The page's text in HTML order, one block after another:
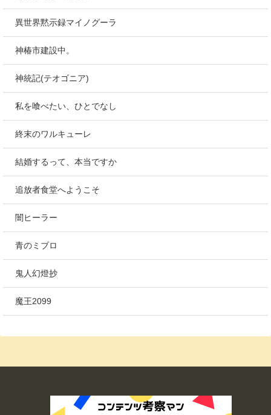
異世界黙示録マイノグーラ
神椿市建設中。
神統記(テオゴニア)
私を喰べたい、ひとでなし
終末のワルキューレ
結婚するって、本当ですか
追放者食堂へようこそ
闇ヒーラー
青のミブロ
鬼人幻燈抄
魔王2099